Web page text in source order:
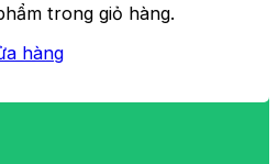
trong giỏ hàng.
hàng